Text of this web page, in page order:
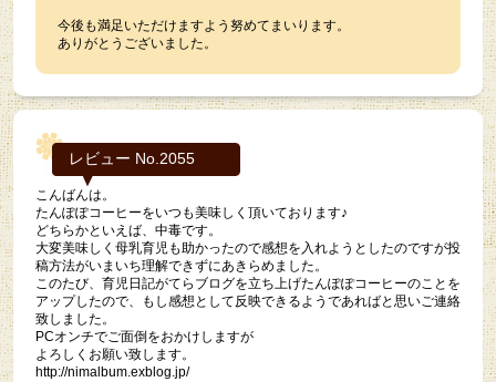
今後も満足いただけますよう努めてまいります。
ありがとうございました。
レビュー No.2055
こんばんは。
たんぽぽコーヒーをいつも美味しく頂いております♪
どちらかといえば、中毒です。
大変美味しく母乳育児も助かったので感想を入れようとしたのですが投
稿方法がいまいち理解できずにあきらめました。
このたび、育児日記がてらブログを立ち上げたんぽぽコーヒーのことを
アップしたので、もし感想として反映できるようであればと思いご連絡
致しました。
PCオンチでご面倒をおかけしますが
よろしくお願い致します。
http://nimalbum.exblog.jp/